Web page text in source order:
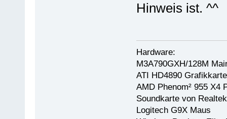
Hinweis ist. ^^
Hardware:
M3A790GXH/128M
ATI HD4890 Grafikkarte
AMD Phenom² 955 X4
Soundkarte von
Logitech G9X Maus